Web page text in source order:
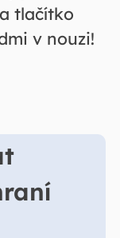
tlačítko
v nouzi!